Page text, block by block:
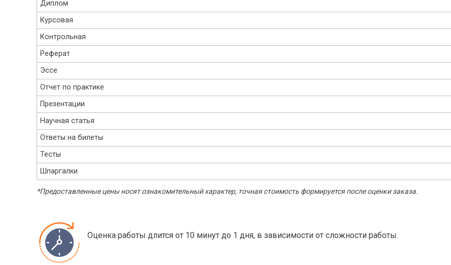
Диплом
Курсовая
Контрольная
Реферат
Эссе
Отчет по практике
Презентации
Научная статья
Ответы на билеты
Тесты
Шпаргалки
*Предоставленные цены носят ознакомительный характер, точная стоимость формируется после оценки заказа.
Оценка работы длится от 10 минут до 1 дня, в зависимости от сложности работы.